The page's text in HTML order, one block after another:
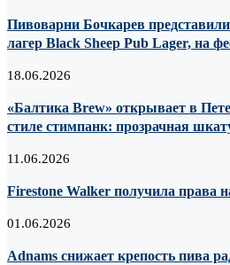
Пивоварни Бочкарев
лагер Black Sheep Pub Lager, на
18.06.2026
«Балтика Brew» открывает в
стиле стимпанк: прозрачная
11.06.2026
Firestone Walker получила права
01.06.2026
Adnams снижает крепость пива